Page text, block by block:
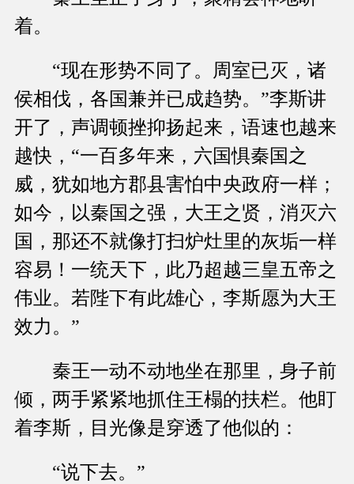
着。
“现在形势不同了。周室已灭，诸
侯相伐，各国兼并已成趋势。”李斯讲
开了，声调顿挫抑扬起来，语速也越来
越快，“一百多年来，六国惧秦国之
威，犹如地方郡县害怕中央政府一样；
如今，以秦国之强，大王之贤，消灭六
国，那还不就像打扫炉灶里的灰垢一样
容易！一统天下，此乃超越三皇五帝之
伟业。若陛下有此雄心，李斯愿为大王
效力。”
秦王一动不动地坐在那里，身子前
倾，两手紧紧地抓住王榻的扶栏。他盯
着李斯，目光像是穿透了他似的：
“说下去。”